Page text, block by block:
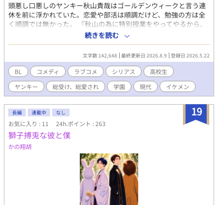
頭悪し口悪しのヤンキー秋山貴哉はゴールデンウィークと言う連
休を前に浮かれていた。恋愛や部活は順調だけど、勉強の方は全
く順調では無かった。 『秋山の為に特別授業をやってやるから、
ゴールデンウィークも学校へ来い』と担任から告げられる。 休み
なのに勉強なんかやるもんかと、何とか連休中の特別授業を免れ
ようと、あの手この手を使って抵抗するが……？ 波瀾万丈のドタ
バタラブコメディシリーズ第１０弾！ 他にもカップル出て来ま
す。総受け。 基本コメディ多めですが、性的描写、暴力描写も有
ります。 BLです。 今回の表紙は演劇部OBの薗田詩音！大学生バ
ージョンです。 貴哉視点の話です。 ※印がついている話は貴哉以
外の視点での話になってます。
続きを読む
文字数 142,648 最終更新日 2026.8.9 登録日 2026.5.22
BL コメディ ラブコメ シリアス
高校生
ヤンキー
総受け、総愛され 学園 現代 イケメン
19
長編 連載中 なし
お気に入り : 11 24h.ポイント : 263
獅子搏兎な彼と僕
かの翔胡